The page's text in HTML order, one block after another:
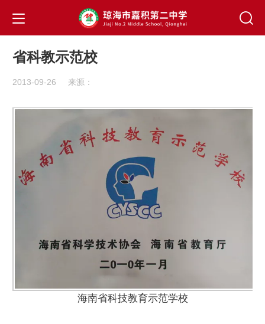
省科教示范校
2013-09-26 来源：
海南省科技教育示范学校